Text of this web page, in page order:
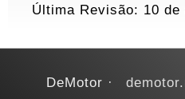
Última Revisão: 10 de
DeMotor